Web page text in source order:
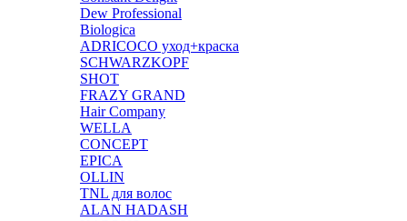
Dew Professional
Biologica
ADRICOCO уход+краска
SCHWARZKOPF
SHOT
FRAZY GRAND
Hair Company
WELLA
CONCEPT
EPICA
OLLIN
TNL для волос
ALAN HADASH